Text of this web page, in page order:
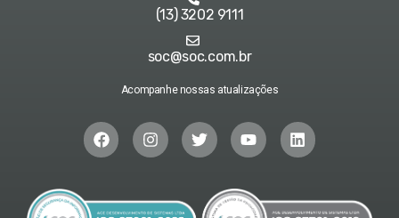
(13) 3202 9111
soc@soc.com.br
Acompanhe nossas atualizações